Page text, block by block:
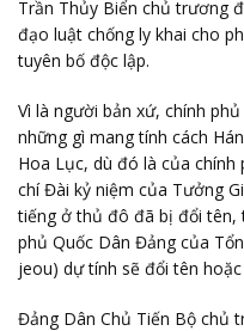
Trần Thủy Biển chủ trương
đạo luật chống ly khai cho
tuyên bố độc lập.
Vì là người bản xứ, chính
những gì mang tính cách
Hoa Lục, dù đó là của chính
chí Đài kỷ niệm của Tưởng
tiếng ở thủ đô đã bị đổi tên,
phủ Quốc Dân Đảng của
jeou) dự tính sẽ đổi tên
Đảng Dân Chủ Tiến Bộ chủ